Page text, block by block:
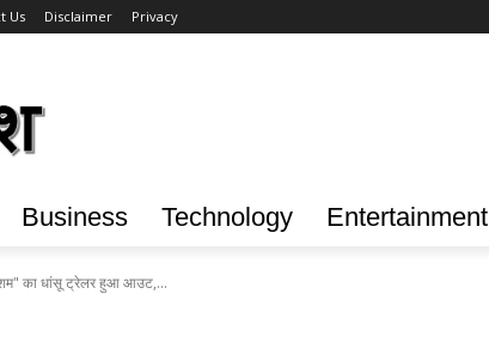
Us Disclaimer Privacy
Business Technology Entertainment
का धांसू ट्रेलर हुआ आउट,...